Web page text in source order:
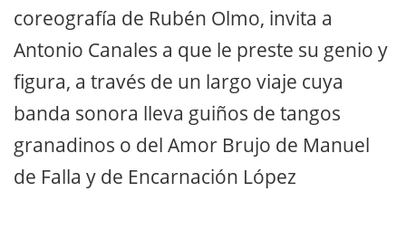
coreografía de Rubén Olmo, invita a
Antonio Canales a que le preste su genio y
figura, a través de un largo viaje cuya
banda sonora lleva guiños de tangos
granadinos o del Amor Brujo de Manuel
de Falla y de Encarnación López